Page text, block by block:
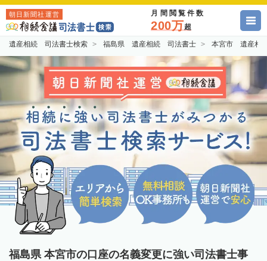
朝日新聞社運営 月間閲覧件数
200万超
遺産相続 司法書士検索 福島県 遺産相続 司法書士 本宮市 遺産相
福島県 本宮市の口座の名義変更に強い司法書士事